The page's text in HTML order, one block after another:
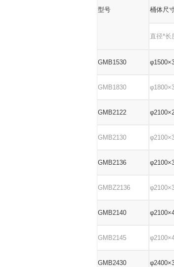
型号 桶体尺
直径*长
GMB1530
GMB1830
GMB2122
GMB2130
GMB2136
GMBZ2136
GMB2140
GMB2145
GMB2430